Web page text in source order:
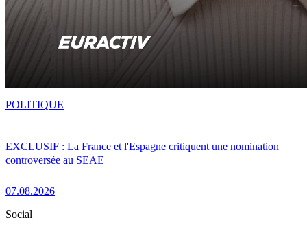
EXCLUSIF : La France et l'Espagne critiquent une nomination
controversée au SEAE
07.08.2026
POLITIQUE
Social